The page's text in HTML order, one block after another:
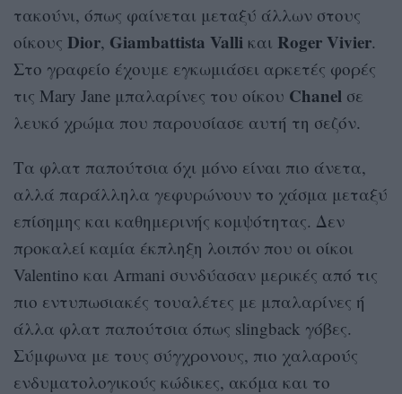
τακούνι, όπως φαίνεται μεταξύ άλλων στους
οίκους Dior, Giambattista Valli και Roger Vivier.
Στο γραφείο έχουμε εγκωμιάσει αρκετές φορές
τις Mary Jane μπαλαρίνες του οίκου Chanel σε
λευκό χρώμα που παρουσίασε αυτή τη σεζόν.
Τα φλατ παπούτσια όχι μόνο είναι πιο άνετα,
αλλά παράλληλα γεφυρώνουν το χάσμα μεταξύ
επίσημης και καθημερινής κομψότητας. Δεν
προκαλεί καμία έκπληξη λοιπόν που οι οίκοι
Valentino και Armani συνδύασαν μερικές από τις
πιο εντυπωσιακές τουαλέτες με μπαλαρίνες ή
άλλα φλατ παπούτσια όπως slingback γόβες.
Σύμφωνα με τους σύγχρονους, πιο χαλαρούς
ενδυματολογικούς κώδικες, ακόμα και το